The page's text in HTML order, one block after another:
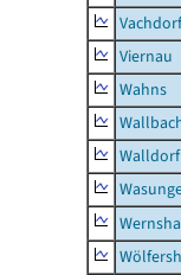
Vachdorf
Viernau
Wahns
Walldorf